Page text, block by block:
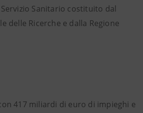
Sanitario costituito dal
delle Ricerche e dalla Regione
417 miliardi di euro di impieghi e